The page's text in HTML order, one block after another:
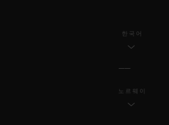
한국어
노르웨이